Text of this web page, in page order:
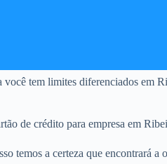
tem limites diferenciados em
de crédito para empresa em
temos a certeza que encontrará